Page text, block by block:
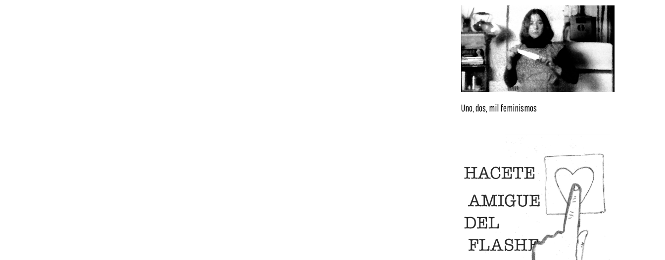
Uno, dos, mil feminismos